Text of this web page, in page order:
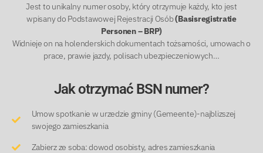
Jest to unikalny numer osoby, który otrzymuje każdy, kto jest
wpisany do Podstawowej Rejestracji Osób(Basisregistratie
Personen – BRP)
Widnieje on na holenderskich dokumentach tożsamości, umowach o
prace, prawie jazdy, polisach ubezpieczeniowych…
Jak otrzymać BSN numer?
Umow spotkanie w urzedzie gminy (Gemeente)-najblizszej
swojego zamieszkania
Zabierz ze soba: dowod osobisty, adres zamieszkania